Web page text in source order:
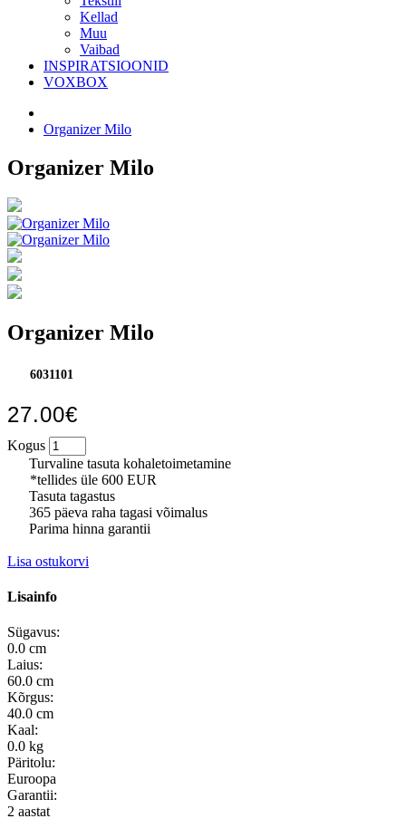
Kellad
Muu
Vaibad
INSPIRATSIOONID
VOXBOX
Organizer Milo
Organizer Milo
Organizer Milo
6031101
27.00€
Kogus
Turvaline tasuta kohaletoimetamine
*tellides üle 600 EUR
Tasuta tagastus
365 päeva raha tagasi võimalus
Parima hinna garantii
Lisa ostukorvi
Lisainfo
Sügavus:
0.0 cm
Laius:
60.0 cm
Kõrgus:
40.0 cm
Kaal:
0.0 kg
Päritolu:
Euroopa
Garantii:
2 aastat